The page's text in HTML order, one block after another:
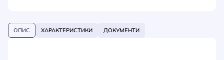
ОПИС ХАРАКТЕРИСТИКИ ДОКУМЕНТИ